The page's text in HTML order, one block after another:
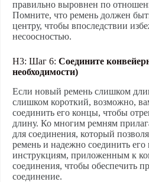
правильно выровнен по
Помните, что ремень должен
центру, чтобы впоследствии
несоосностью.
H3: Шаг 6: Соедините
необходимости)
Если новый ремень слишком
слишком короткий, возможно,
соединить его концы, чтобы
длину. Ко многим ремням
для соединения, который
ремень и надежно соединить
инструкциям, приложенным к
соединения, чтобы обеспечить
соединение.